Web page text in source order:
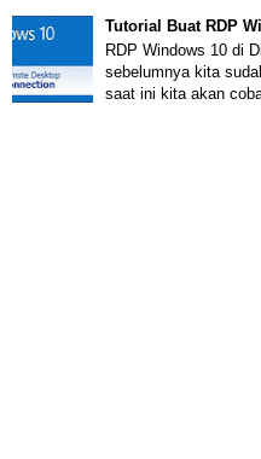
Tutorial Buat RDP
RDP Windows 10 di
sebelumnya kita
saat ini kita akan